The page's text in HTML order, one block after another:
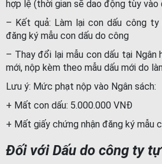
hợp lệ (thời gian sẽ dao động tùy
– Kết quả: Làm lại con dấu công ty
đăng ký mẫu con dấu do công
– Thay đổi lại mẫu con dấu tại Ngân
mới, nộp kèm theo mẫu dấu mới do
Lưu ý: Mức phạt nộp vào Ngân sách:
+ Mất con dấu: 5.000.000 VNĐ
+ Mất giấy chứng nhận đăng ký mẫu
Đối với Dấu do công ty